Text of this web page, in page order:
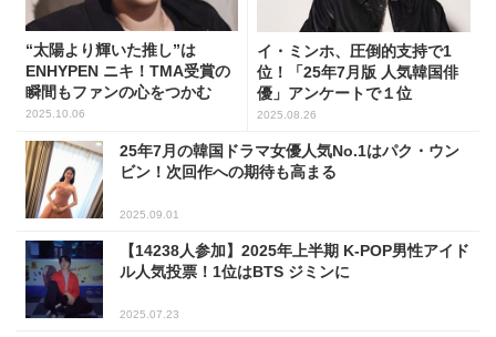
“太陽より輝いた推し”は
ENHYPEN ニキ！TMA受賞の
瞬間もファンの心をつかむ
2025.10.06
イ・ミンホ、圧倒的支持で1
位！「25年7月版 人気韓国俳
優」アンケートで１位
2025.08.26
25年7月の韓国ドラマ女優人気No.1はパク・ウン
ビン！次回作への期待も高まる
2025.09.01
【14238人参加】2025年上半期 K-POP男性アイド
ル人気投票！1位はBTS ジミンに
2025.07.23